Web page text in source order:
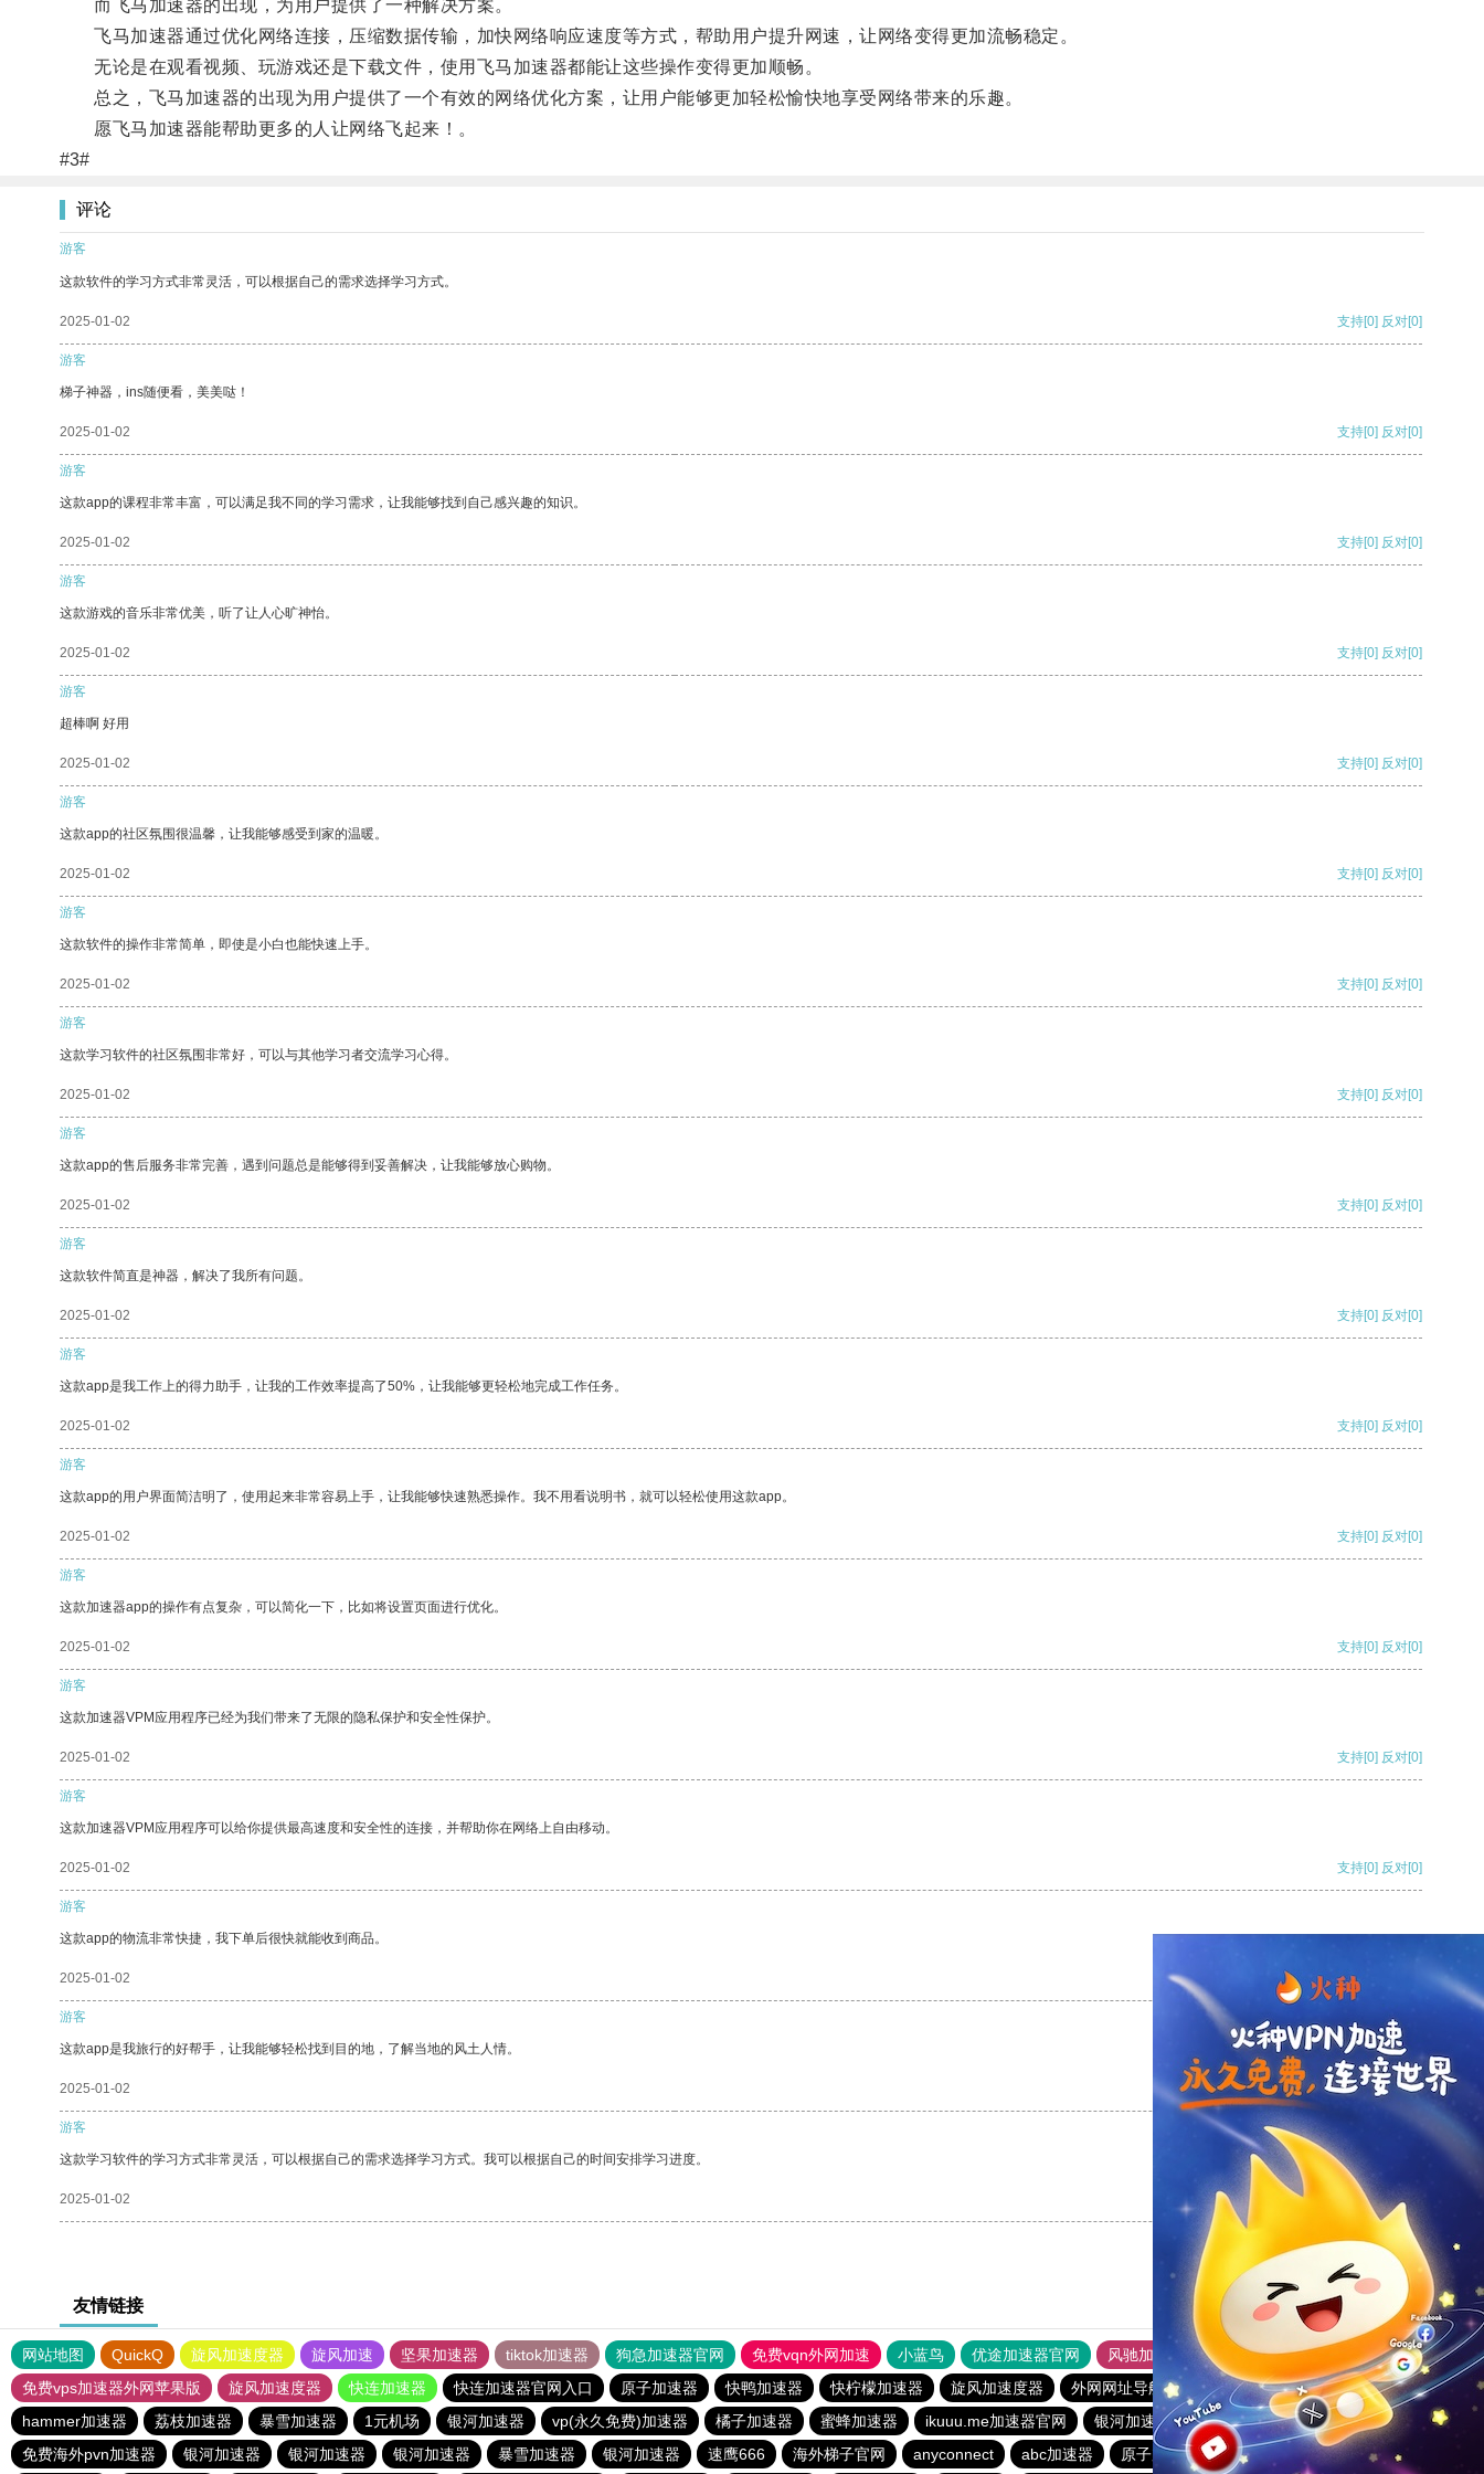
而飞马加速器的出现，为用户提供了一种解决方案。
飞马加速器通过优化网络连接，压缩数据传输，加快网络响应速度等方式，帮助用户提升网速，让网络变得更加流畅稳定。
无论是在观看视频、玩游戏还是下载文件，使用飞马加速器都能让这些操作变得更加顺畅。
总之，飞马加速器的出现为用户提供了一个有效的网络优化方案，让用户能够更加轻松愉快地享受网络带来的乐趣。
愿飞马加速器能帮助更多的人让网络飞起来！。
#3#
评论
游客
这款软件的学习方式非常灵活，可以根据自己的需求选择学习方式。
2025-01-02 支持[0] 反对[0]
游客
梯子神器，ins随便看，美美哒！
2025-01-02 支持[0] 反对[0]
游客
这款app的课程非常丰富，可以满足我不同的学习需求，让我能够找到自己感兴趣的知识。
2025-01-02 支持[0] 反对[0]
游客
这款游戏的音乐非常优美，听了让人心旷神怡。
2025-01-02 支持[0] 反对[0]
游客
超棒啊 好用
2025-01-02 支持[0] 反对[0]
游客
这款app的社区氛围很温馨，让我能够感受到家的温暖。
2025-01-02 支持[0] 反对[0]
游客
这款软件的操作非常简单，即使是小白也能快速上手。
2025-01-02 支持[0] 反对[0]
游客
这款学习软件的社区氛围非常好，可以与其他学习者交流学习心得。
2025-01-02 支持[0] 反对[0]
游客
这款app的售后服务非常完善，遇到问题总是能够得到妥善解决，让我能够放心购物。
2025-01-02 支持[0] 反对[0]
游客
这款软件简直是神器，解决了我所有问题。
2025-01-02 支持[0] 反对[0]
游客
这款app是我工作上的得力助手，让我的工作效率提高了50%，让我能够更轻松地完成工作任务。
2025-01-02 支持[0] 反对[0]
游客
这款app的用户界面简洁明了，使用起来非常容易上手，让我能够快速熟悉操作。我不用看说明书，就可以轻松使用这款app。
2025-01-02 支持[0] 反对[0]
游客
这款加速器app的操作有点复杂，可以简化一下，比如将设置页面进行优化。
2025-01-02 支持[0] 反对[0]
游客
这款加速器VPM应用程序已经为我们带来了无限的隐私保护和安全性保护。
2025-01-02 支持[0] 反对[0]
游客
这款加速器VPM应用程序可以给你提供最高速度和安全性的连接，并帮助你在网络上自由移动。
2025-01-02 支持[0] 反对[0]
游客
这款app的物流非常快捷，我下单后很快就能收到商品。
2025-01-02 支持
游客
这款app是我旅行的好帮手，让我能够轻松找到目的地，了解当地的风土人情。
2025-01-02 支持[0] 反对[0]
游客
这款学习软件的学习方式非常灵活，可以根据自己的需求选择学习方式。我可以根据自己的时间安排学习进度。
2025-01-02 支持[0] 反对[0]
友情链接
网站地图 QuickQ 旋风加速度器 旋风加速 坚果加速器 tiktok加速器 狗急加速器官网 免费vqn外网加速 小蓝鸟 优途加速器官网 风驰加速器
旋风加速器
免费vps加速器外网苹果版
旋风加速度器 快连加速器 快连加速器官网入口 原子加速器 快鸭加速器 快柠檬加速器 旋风加速度器 外网网址导航 软件中心
银河加速器
hammer加速器
荔枝加速器 暴雪加速器 1元机场 银河加速器 vp(永久免费)加速器 橘子加速器 蜜蜂加速器 ikuuu.me加速器官网 银河加速器 1元机场
暴雪加速器
免费海外pvn加速器
银河加速器 银河加速器 银河加速器 暴雪加速器 银河加速器 速鹰666 海外梯子官网 anyconnect abc加速器 原子加速器 银河加速器 番石榴加速器